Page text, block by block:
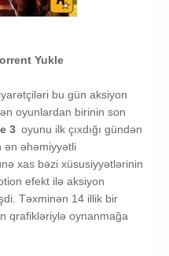
Yukle
bu gün aksiyon
oyunlardan birinin son
3 oyunu ilk çıxdığı gündən
ən əhəmiyyətli
xas bəzi xüsusiyyətlərinin
efekt ilə aksiyon
Təxminən 14 illik bir
qrafikləriylə oynanmağa